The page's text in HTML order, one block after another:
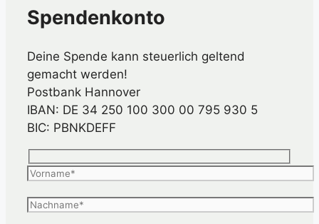
Spendenkonto
Deine Spende kann steuerlich geltend
gemacht werden!
Postbank Hannover
IBAN: DE 34 250 100 300 00 795 930 5
BIC: PBNKDEFF